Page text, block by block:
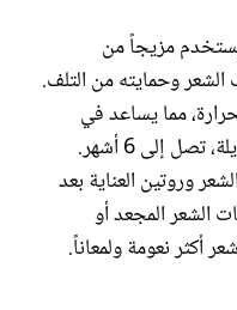
مزيجاً من
الشعر وحمايته من التلف.
مما يساعد في
تثبيته وتوفير نعومة تدوم لفترة طويلة، تصل إلى 6 أشهر.
وروتين العناية بعد
الشعر المجعد أو
أكثر نعومة ولمعاناً.